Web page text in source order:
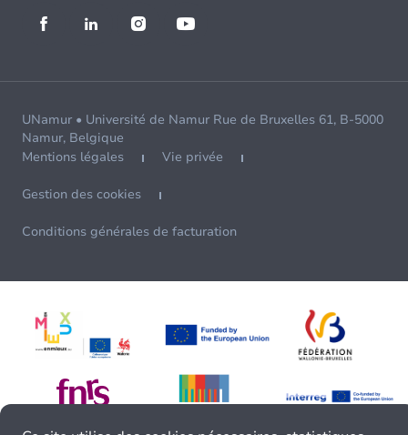
UNamur • Université de Namur Rue de Bruxelles 61, B-5000
Namur, Belgique
Mentions légales
Vie privée
Gestion des cookies
Conditions générales de facturation